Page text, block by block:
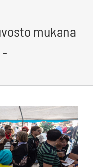
mukana